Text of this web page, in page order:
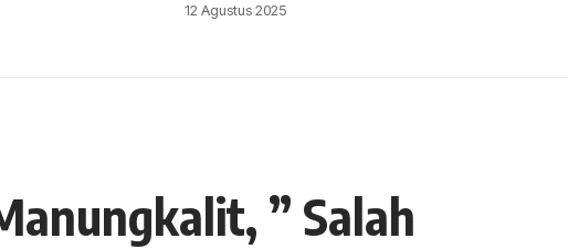
12 Agustus 2025
” Salah